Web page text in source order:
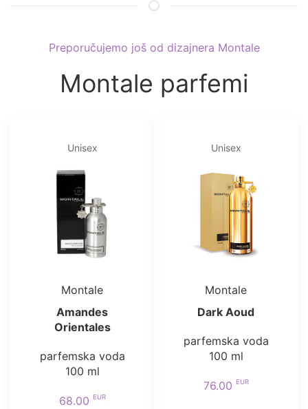
Preporučujemo još od dizajnera Montale
Montale parfemi
Unisex
Montale
Amandes
Orientales
parfemska voda
100 ml
68.00 EUR
Unisex
Montale
Dark Aoud
parfemska voda
100 ml
76.00 EUR